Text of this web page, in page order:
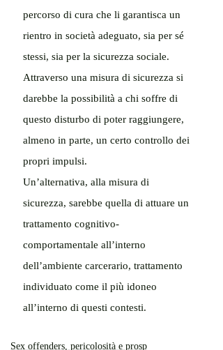
percorso di cura che li garantisca un
rientro in società adeguato, sia per sé
stessi, sia per la sicurezza sociale.
Attraverso una misura di sicurezza si
darebbe la possibilità a chi soffre di
questo disturbo di poter raggiungere,
almeno in parte, un certo controllo dei
propri impulsi.
Un’alternativa, alla misura di
sicurezza, sarebbe quella di attuare un
trattamento cognitivo-
comportamentale all’interno
dell’ambiente carcerario, trattamento
individuato come il più idoneo
all’interno di questi contesti.
Sex offenders, pericolosità e prosp